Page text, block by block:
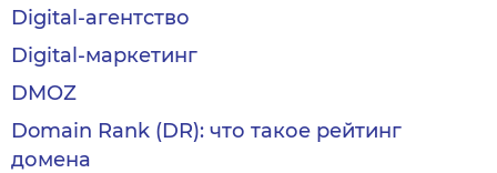
Digital-агентство
Digital-маркетинг
DMOZ
Domain Rank (DR): что такое рейтинг
домена